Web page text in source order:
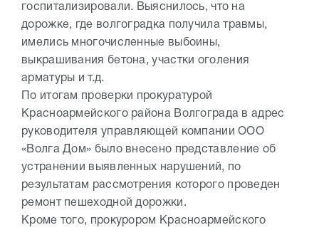
госпитализировали. Выяснилось, что на
дорожке, где волгоградка получила травмы,
имелись многочисленные выбоины,
выкрашивания бетона, участки оголения
арматуры и т.д.
По итогам проверки прокуратурой
Красноармейского района Волгограда в адрес
руководителя управляющей компании ООО
«Волга Дом» было внесено представление об
устранении выявленных нарушений, по
результатам рассмотрения которого проведен
ремонт пешеходной дорожки.
Кроме того, прокурором Красноармейского